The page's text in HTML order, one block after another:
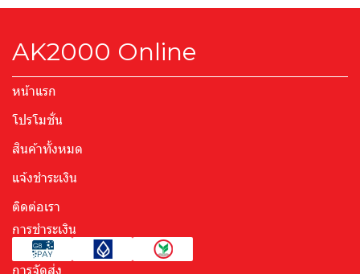
AK2000 Online
หน้าแรก
โปรโมชั่น
สินค้าทั้งหมด
แจ้งชำระเงิน
ติดต่อเรา
การชำระเงิน
การจัดส่ง